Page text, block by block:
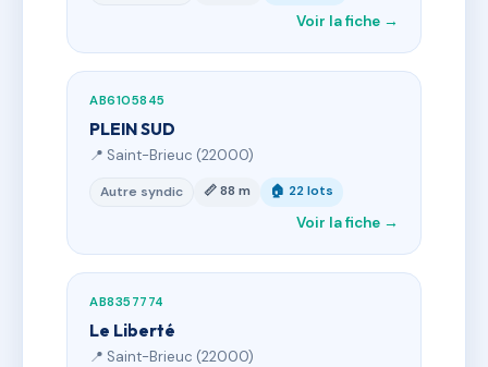
Voir la fiche →
AB6105845
PLEIN SUD
📍 Saint-Brieuc (22000)
Autre syndic 📏 88 m 🏠 22 lots
Voir la fiche →
AB8357774
Le Liberté
📍 Saint-Brieuc (22000)